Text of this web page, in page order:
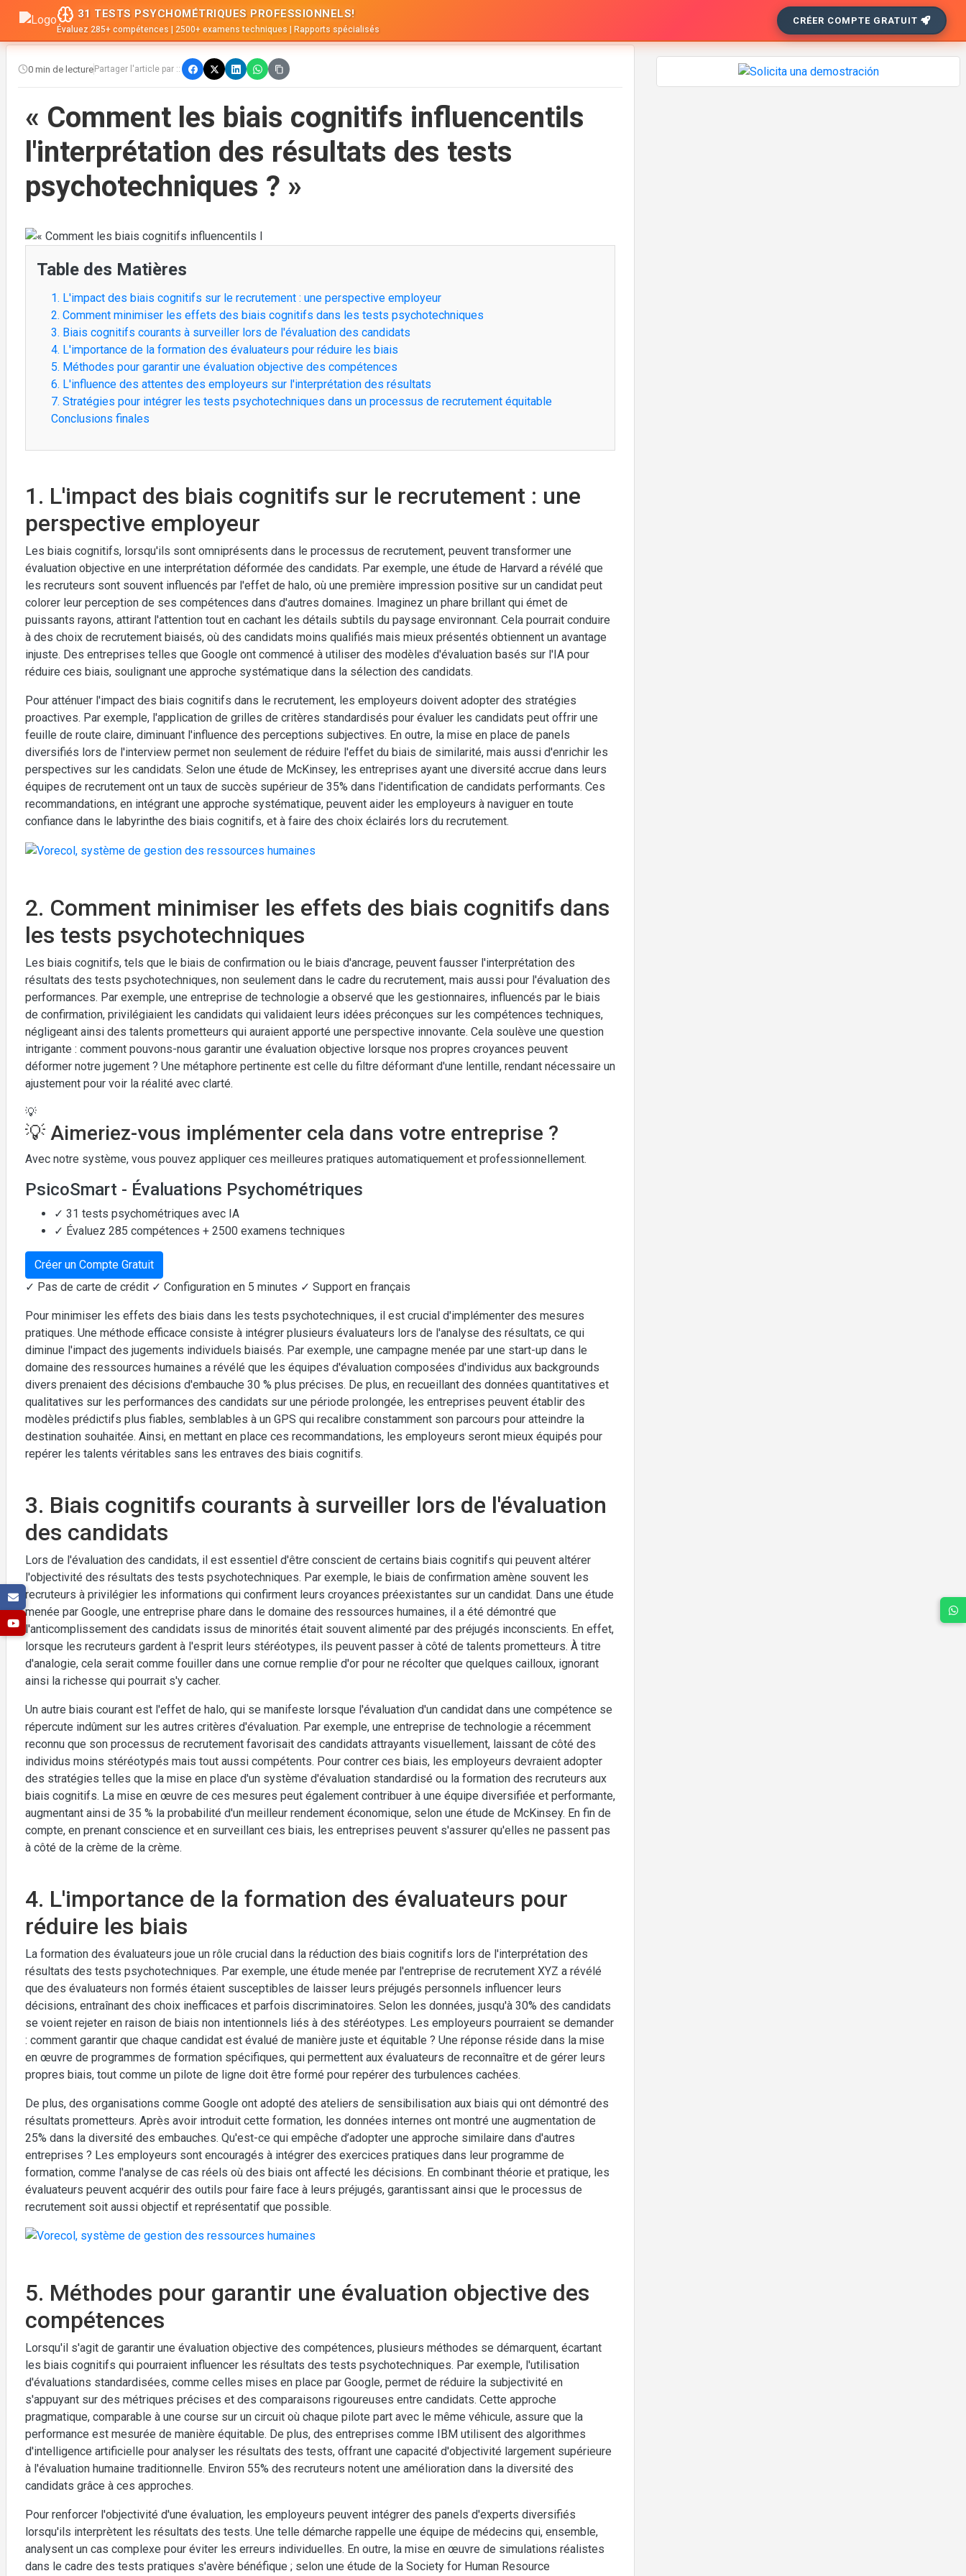
31 TESTS PSYCHOMÉTRIQUES PROFESSIONNELS!
Évaluez 285+ compétences | 2500+ examens techniques | Rapports spécialisés
CRÉER COMPTE GRATUIT
0 min de lecture Partager l'article par ::
« Comment les biais cognitifs influencentils
l'interprétation des résultats des tests
psychotechniques ? »
Table des Matières
1. L'impact des biais cognitifs sur le recrutement : une perspective employeur
2. Comment minimiser les effets des biais cognitifs dans les tests psychotechniques
3. Biais cognitifs courants à surveiller lors de l'évaluation des candidats
4. L'importance de la formation des évaluateurs pour réduire les biais
5. Méthodes pour garantir une évaluation objective des compétences
6. L'influence des attentes des employeurs sur l'interprétation des résultats
7. Stratégies pour intégrer les tests psychotechniques dans un processus de recrutement équitable
Conclusions finales
1. L'impact des biais cognitifs sur le recrutement : une
perspective employeur
Les biais cognitifs, lorsqu'ils sont omniprésents dans le processus de recrutement, peuvent transformer une
évaluation objective en une interprétation déformée des candidats. Par exemple, une étude de Harvard a révélé que
les recruteurs sont souvent influencés par l'effet de halo, où une première impression positive sur un candidat peut
colorer leur perception de ses compétences dans d'autres domaines. Imaginez un phare brillant qui émet de
puissants rayons, attirant l'attention tout en cachant les détails subtils du paysage environnant. Cela pourrait conduire
à des choix de recrutement biaisés, où des candidats moins qualifiés mais mieux présentés obtiennent un avantage
injuste. Des entreprises telles que Google ont commencé à utiliser des modèles d'évaluation basés sur l'IA pour
réduire ces biais, soulignant une approche systématique dans la sélection des candidats.
Pour atténuer l'impact des biais cognitifs dans le recrutement, les employeurs doivent adopter des stratégies
proactives. Par exemple, l'application de grilles de critères standardisés pour évaluer les candidats peut offrir une
feuille de route claire, diminuant l'influence des perceptions subjectives. En outre, la mise en place de panels
diversifiés lors de l'interview permet non seulement de réduire l'effet du biais de similarité, mais aussi d'enrichir les
perspectives sur les candidats. Selon une étude de McKinsey, les entreprises ayant une diversité accrue dans leurs
équipes de recrutement ont un taux de succès supérieur de 35% dans l'identification de candidats performants. Ces
recommandations, en intégrant une approche systématique, peuvent aider les employeurs à naviguer en toute
confiance dans le labyrinthe des biais cognitifs, et à faire des choix éclairés lors du recrutement.
2. Comment minimiser les effets des biais cognitifs dans
les tests psychotechniques
Les biais cognitifs, tels que le biais de confirmation ou le biais d'ancrage, peuvent fausser l'interprétation des
résultats des tests psychotechniques, non seulement dans le cadre du recrutement, mais aussi pour l'évaluation des
performances. Par exemple, une entreprise de technologie a observé que les gestionnaires, influencés par le biais
de confirmation, privilégiaient les candidats qui validaient leurs idées préconçues sur les compétences techniques,
négligeant ainsi des talents prometteurs qui auraient apporté une perspective innovante. Cela soulève une question
intrigante : comment pouvons-nous garantir une évaluation objective lorsque nos propres croyances peuvent
déformer notre jugement ? Une métaphore pertinente est celle du filtre déformant d'une lentille, rendant nécessaire un
ajustement pour voir la réalité avec clarté.
💡
💡 Aimeriez-vous implémenter cela dans votre entreprise ?
Avec notre système, vous pouvez appliquer ces meilleures pratiques automatiquement et professionnellement.
PsicoSmart - Évaluations Psychométriques
✓ 31 tests psychométriques avec IA
✓ Évaluez 285 compétences + 2500 examens techniques
Créer un Compte Gratuit
✓ Pas de carte de crédit ✓ Configuration en 5 minutes ✓ Support en français
Pour minimiser les effets des biais dans les tests psychotechniques, il est crucial d'implémenter des mesures
pratiques. Une méthode efficace consiste à intégrer plusieurs évaluateurs lors de l'analyse des résultats, ce qui
diminue l'impact des jugements individuels biaisés. Par exemple, une campagne menée par une start-up dans le
domaine des ressources humaines a révélé que les équipes d'évaluation composées d'individus aux backgrounds
divers prenaient des décisions d'embauche 30 % plus précises. De plus, en recueillant des données quantitatives et
qualitatives sur les performances des candidats sur une période prolongée, les entreprises peuvent établir des
modèles prédictifs plus fiables, semblables à un GPS qui recalibre constamment son parcours pour atteindre la
destination souhaitée. Ainsi, en mettant en place ces recommandations, les employeurs seront mieux équipés pour
repérer les talents véritables sans les entraves des biais cognitifs.
3. Biais cognitifs courants à surveiller lors de l'évaluation
des candidats
Lors de l'évaluation des candidats, il est essentiel d'être conscient de certains biais cognitifs qui peuvent altérer
l'objectivité des résultats des tests psychotechniques. Par exemple, le biais de confirmation amène souvent les
recruteurs à privilégier les informations qui confirment leurs croyances préexistantes sur un candidat. Dans une étude
menée par Google, une entreprise phare dans le domaine des ressources humaines, il a été démontré que
l'anticomplissement des candidats issus de minorités était souvent alimenté par des préjugés inconscients. En effet,
lorsque les recruteurs gardent à l'esprit leurs stéréotypes, ils peuvent passer à côté de talents prometteurs. À titre
d'analogie, cela serait comme fouiller dans une cornue remplie d'or pour ne récolter que quelques cailloux, ignorant
ainsi la richesse qui pourrait s'y cacher.
Un autre biais courant est l'effet de halo, qui se manifeste lorsque l'évaluation d'un candidat dans une compétence se
répercute indûment sur les autres critères d'évaluation. Par exemple, une entreprise de technologie a récemment
reconnu que son processus de recrutement favorisait des candidats attrayants visuellement, laissant de côté des
individus moins stéréotypés mais tout aussi compétents. Pour contrer ces biais, les employeurs devraient adopter
des stratégies telles que la mise en place d'un système d'évaluation standardisé ou la formation des recruteurs aux
biais cognitifs. La mise en œuvre de ces mesures peut également contribuer à une équipe diversifiée et performante,
augmentant ainsi de 35 % la probabilité d'un meilleur rendement économique, selon une étude de McKinsey. En fin de
compte, en prenant conscience et en surveillant ces biais, les entreprises peuvent s'assurer qu'elles ne passent pas
à côté de la crème de la crème.
4. L'importance de la formation des évaluateurs pour
réduire les biais
La formation des évaluateurs joue un rôle crucial dans la réduction des biais cognitifs lors de l'interprétation des
résultats des tests psychotechniques. Par exemple, une étude menée par l'entreprise de recrutement XYZ a révélé
que des évaluateurs non formés étaient susceptibles de laisser leurs préjugés personnels influencer leurs
décisions, entraînant des choix inefficaces et parfois discriminatoires. Selon les données, jusqu'à 30% des candidats
se voient rejeter en raison de biais non intentionnels liés à des stéréotypes. Les employeurs pourraient se demander
: comment garantir que chaque candidat est évalué de manière juste et équitable ? Une réponse réside dans la mise
en œuvre de programmes de formation spécifiques, qui permettent aux évaluateurs de reconnaître et de gérer leurs
propres biais, tout comme un pilote de ligne doit être formé pour repérer des turbulences cachées.
De plus, des organisations comme Google ont adopté des ateliers de sensibilisation aux biais qui ont démontré des
résultats prometteurs. Après avoir introduit cette formation, les données internes ont montré une augmentation de
25% dans la diversité des embauches. Qu'est-ce qui empêche d’adopter une approche similaire dans d'autres
entreprises ? Les employeurs sont encouragés à intégrer des exercices pratiques dans leur programme de
formation, comme l'analyse de cas réels où des biais ont affecté les décisions. En combinant théorie et pratique, les
évaluateurs peuvent acquérir des outils pour faire face à leurs préjugés, garantissant ainsi que le processus de
recrutement soit aussi objectif et représentatif que possible.
5. Méthodes pour garantir une évaluation objective des
compétences
Lorsqu'il s'agit de garantir une évaluation objective des compétences, plusieurs méthodes se démarquent, écartant
les biais cognitifs qui pourraient influencer les résultats des tests psychotechniques. Par exemple, l'utilisation
d'évaluations standardisées, comme celles mises en place par Google, permet de réduire la subjectivité en
s'appuyant sur des métriques précises et des comparaisons rigoureuses entre candidats. Cette approche
pragmatique, comparable à une course sur un circuit où chaque pilote part avec le même véhicule, assure que la
performance est mesurée de manière équitable. De plus, des entreprises comme IBM utilisent des algorithmes
d'intelligence artificielle pour analyser les résultats des tests, offrant une capacité d'objectivité largement supérieure
à l'évaluation humaine traditionnelle. Environ 55% des recruteurs notent une amélioration dans la diversité des
candidats grâce à ces approches.
Pour renforcer l'objectivité d'une évaluation, les employeurs peuvent intégrer des panels d'experts diversifiés
lorsqu'ils interprètent les résultats des tests. Une telle démarche rappelle une équipe de médecins qui, ensemble,
analysent un cas complexe pour éviter les erreurs individuelles. En outre, la mise en œuvre de simulations réalistes
dans le cadre des tests pratiques s'avère bénéfique ; selon une étude de la Society for Human Resource